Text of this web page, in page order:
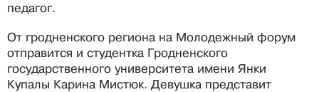
педагог.
От гродненского региона на Молодежный форум
отправится и студентка Гродненского
государственного университета имени Янки
Купалы Карина Мистюк. Девушка представит